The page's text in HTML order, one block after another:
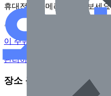
휴대전화 카메라로 찍어보세요
이 주유소의 사장님이신가요?
관리하기
장소 근처 주유소